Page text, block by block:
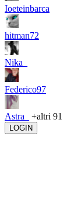
Ioeteinbarca
hitman72
Nika_
Federico97
Astra_ +altri 91
LOGIN